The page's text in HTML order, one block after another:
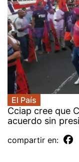
El País
Cciap cree que
acuerdo sin
compartir en: